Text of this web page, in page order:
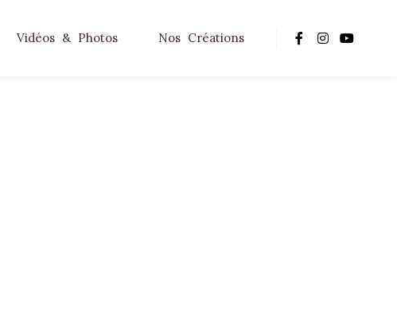
Vidéos & Photos Nos Créations